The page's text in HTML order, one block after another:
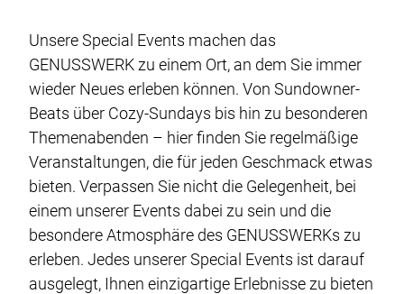
Unsere Special Events machen das
GENUSSWERK zu einem Ort, an dem Sie immer
wieder Neues erleben können. Von Sundowner-
Beats über Cozy-Sundays bis hin zu besonderen
Themenabenden – hier finden Sie regelmäßige
Veranstaltungen, die für jeden Geschmack etwas
bieten. Verpassen Sie nicht die Gelegenheit, bei
einem unserer Events dabei zu sein und die
besondere Atmosphäre des GENUSSWERKs zu
erleben. Jedes unserer Special Events ist darauf
ausgelegt, Ihnen einzigartige Erlebnisse zu bieten